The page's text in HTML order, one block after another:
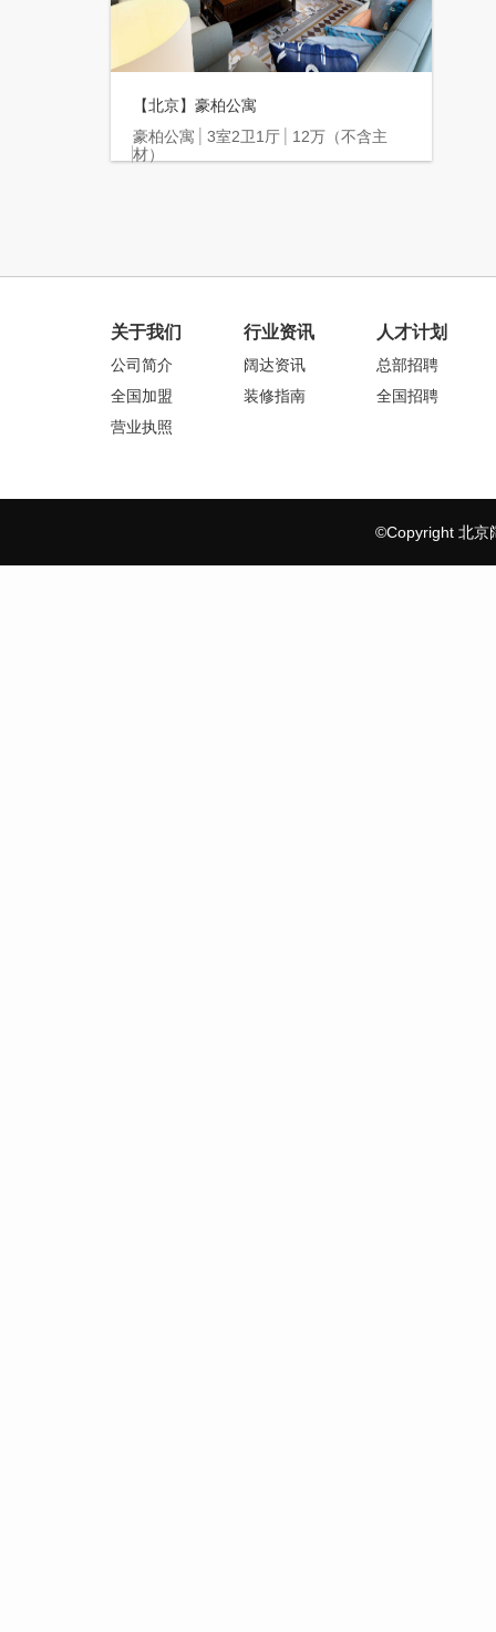
【北京】豪柏公寓
豪柏公寓
3室2卫1厅
12万（不含主
材）
关于我们
公司简介
全国加盟
营业执照
行业资讯
阔达资讯
装修指南
人才计划
总部招聘
全国招聘
©Copyright 北京